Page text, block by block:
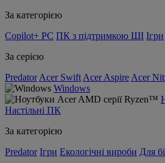
За категорією
Copilot+ PC ПК з підтримкою ШІ Ігри
За серією
Predator Acer Swift Acer Aspire Acer
Windows
Настільні ПК
За категорією
Predator Ігри Екологічні вироби Для